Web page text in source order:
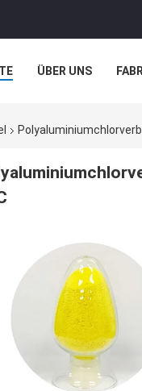
ÜBER UNS